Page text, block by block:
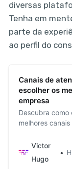
diversas
Tenha em
parte da
ao perfil do
Canais de
escolher os
empresa
Descubra como
melhores
Victor
Hugo